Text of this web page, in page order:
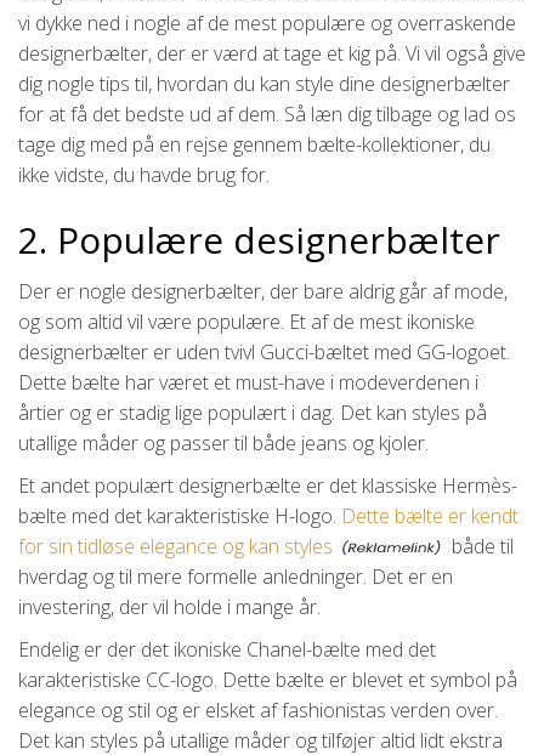
vi dykke ned i nogle af de mest populære og overraskende
designerbælter, der er værd at tage et kig på. Vi vil også give
dig nogle tips til, hvordan du kan style dine designerbælter
for at få det bedste ud af dem. Så læn dig tilbage og lad os
tage dig med på en rejse gennem bælte-kollektioner, du
ikke vidste, du havde brug for.
2. Populære designerbælter
Der er nogle designerbælter, der bare aldrig går af mode,
og som altid vil være populære. Et af de mest ikoniske
designerbælter er uden tvivl Gucci-bæltet med GG-logoet.
Dette bælte har været et must-have i modeverdenen i
årtier og er stadig lige populært i dag. Det kan styles på
utallige måder og passer til både jeans og kjoler.
Et andet populært designerbælte er det klassiske Hermès-
bælte med det karakteristiske H-logo. Dette bælte er kendt
for sin tidløse elegance og kan styles
både til
hverdag og til mere formelle anledninger. Det er en
investering, der vil holde i mange år.
Endelig er der det ikoniske Chanel-bælte med det
karakteristiske CC-logo. Dette bælte er blevet et symbol på
elegance og stil og er elsket af fashionistas verden over.
Det kan styles på utallige måder og tilføjer altid lidt ekstra